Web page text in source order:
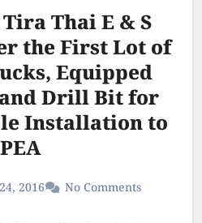
Thai E & S
the First Lot of
Equipped
Drill Bit for
Installation to
PEA
2016 No Comments